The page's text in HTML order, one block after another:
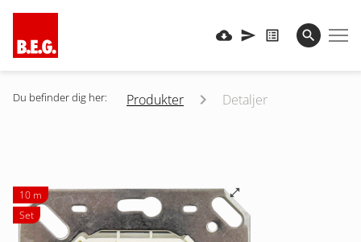
Du befinder dig her: Produkter Detaljer
10 m
Set